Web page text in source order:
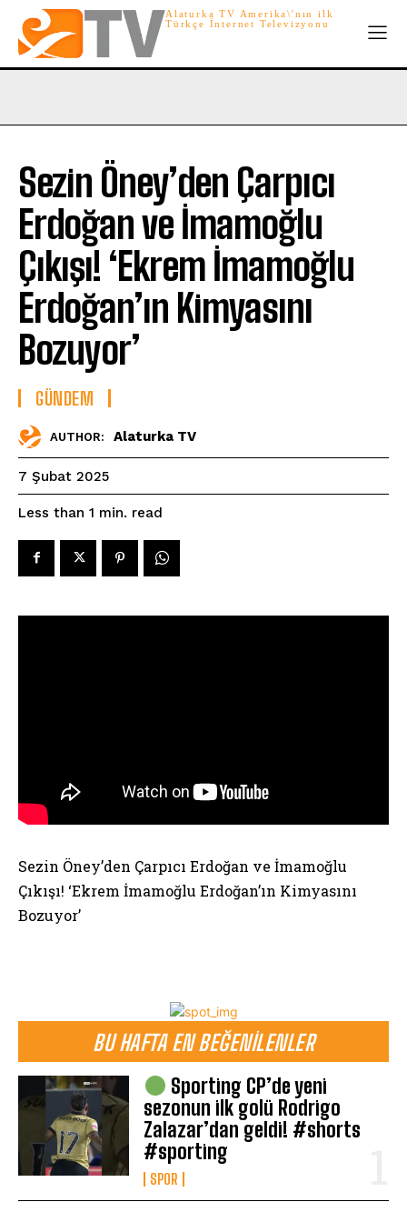
Alaturka TV Amerika\'nın ilk
Türkçe İnternet Televizyonu
BU HAFTA EN BEĞENILENLER
Sporting CP’de yeni
sezonun ilk golü Rodrigo
Zalazar’dan geldi! #shorts
#sporting
SPOR
Sezin Öney’den Çarpıcı
Erdoğan ve İmamoğlu
Çıkışı! ‘Ekrem İmamoğlu
Erdoğan’ın Kimyasını
Bozuyor’
GÜNDEM
AUTHOR: Alaturka TV
7 Şubat 2025
Less than 1 min. read
Sezin Öney’den Çarpıcı Erdoğan ve İmamoğlu
Çıkışı! ‘Ekrem İmamoğlu Erdoğan’ın Kimyasını
Bozuyor’